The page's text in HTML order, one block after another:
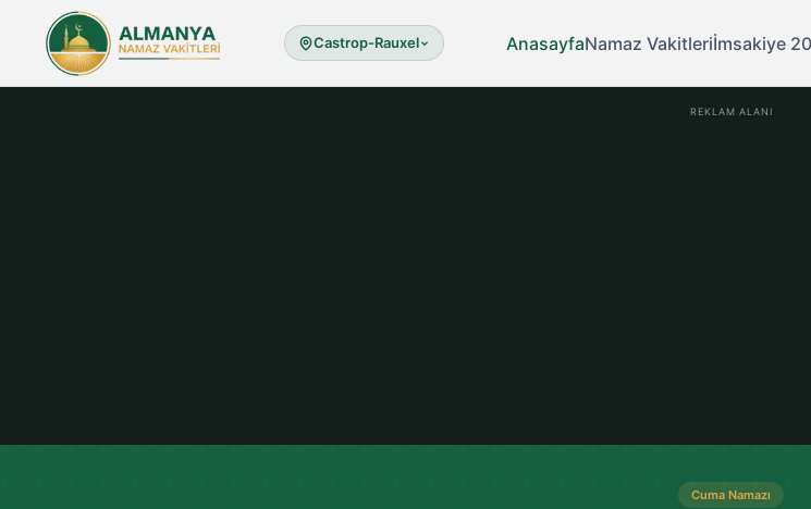
Castrop-Rauxel AnasayfaNamaz Vakitleriİmsakiye
REKLAM ALANI
Cuma Namazı